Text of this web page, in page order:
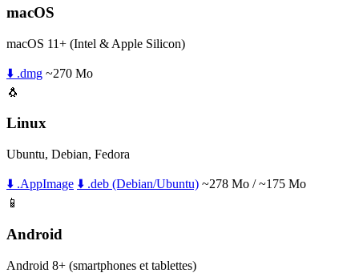
macOS
macOS 11+ (Intel & Apple Silicon)
⬇️ .dmg ~270 Mo
🐧
Linux
Ubuntu, Debian, Fedora
⬇️ .AppImage ⬇️ .deb (Debian/Ubuntu) ~278 Mo / ~175 Mo
📱
Android
Android 8+ (smartphones et tablettes)